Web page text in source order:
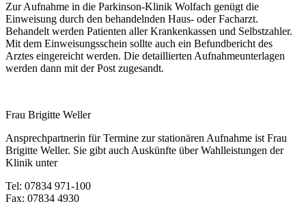
Zur Aufnahme in die Parkinson-Klinik Wolfach genügt die
Einweisung durch den behandelnden Haus- oder Facharzt.
Behandelt werden Patienten aller Krankenkassen und Selbstzahler.
Mit dem Einweisungsschein sollte auch ein Befundbericht des
Arztes eingereicht werden. Die detaillierten Aufnahmeunterlagen
werden dann mit der Post zugesandt.
Frau Brigitte Weller
Ansprechpartnerin für Termine zur stationären Aufnahme ist Frau
Brigitte Weller. Sie gibt auch Auskünfte über Wahlleistungen der
Klinik unter
Tel: 07834 971-100
Fax: 07834 4930